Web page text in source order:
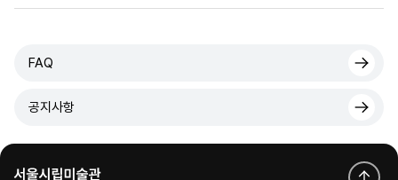
FAQ
공지사항